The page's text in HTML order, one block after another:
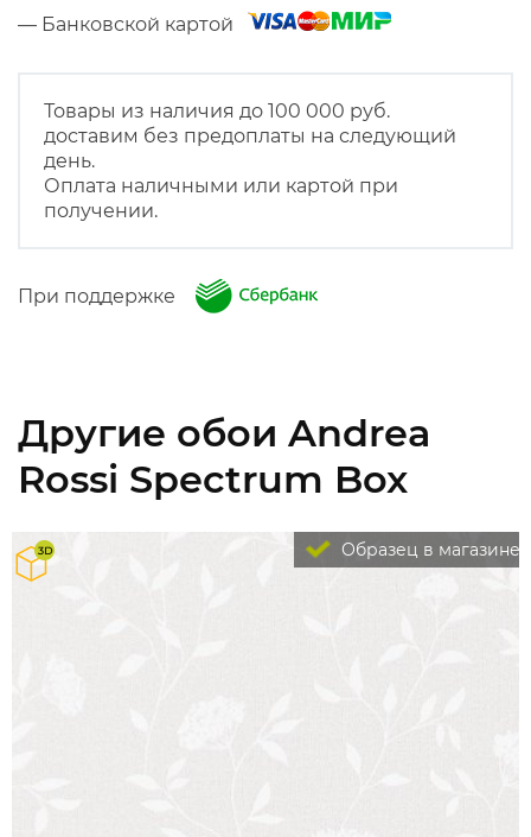
— Банковской картой
Товары из наличия до 100 000 руб.
доставим без предоплаты на следующий
день.
Оплата наличными или картой при
получении.
При поддержке
Другие обои Andrea
Rossi Spectrum Box
Образец в магазине